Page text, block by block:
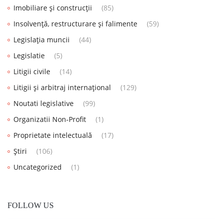
Imobiliare și construcții
(85)
Insolvență, restructurare și falimente
(59)
Legislația muncii
(44)
Legislatie
(5)
Litigii civile
(14)
Litigii și arbitraj internațional
(129)
Noutati legislative
(99)
Organizatii Non-Profit
(1)
Proprietate intelectuală
(17)
Știri
(106)
Uncategorized
(1)
FOLLOW US